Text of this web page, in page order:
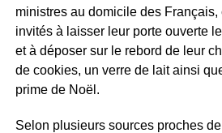
ministres au domicile des Français,
invités à laisser leur porte ouverte
et à déposer sur le rebord de leur
de cookies, un verre de lait ainsi
prime de Noël.
Selon plusieurs sources proches